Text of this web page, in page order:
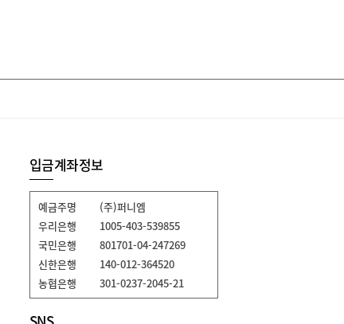
입금계좌정보
예금주명
(주)퍼니엠
우리은행
1005-403-539855
국민은행
801701-04-247269
신한은행
140-012-364520
농협은행
301-0237-2045-21